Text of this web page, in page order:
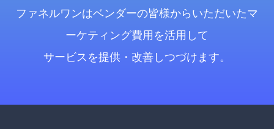
ファネルワンはベンダーの皆様からいただいたマ
ーケティング費用を活用して
サービスを提供・改善しつづけます。